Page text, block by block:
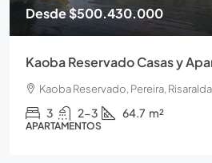
Desde$500.430.000
Kaoba Reservado Casas y
Kaoba Reservado, Pereira,
3 2-3 64.7 m²
APARTAMENTOS